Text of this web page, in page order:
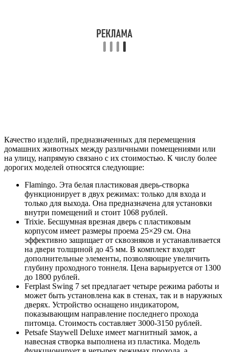
Качество изделий, предназначенных для перемещения
домашних животных между различными помещениями или
на улицу, напрямую связано с их стоимостью. К числу более
дорогих моделей относятся следующие:
Flamingo. Эта белая пластиковая дверь-створка
функционирует в двух режимах: только для входа и
только для выхода. Она предназначена для установки
внутри помещений и стоит 1068 рублей.
Trixie. Бесшумная врезная дверь с пластиковым
корпусом имеет размеры проема 25×29 см. Она
эффективно защищает от сквозняков и устанавливается
на двери толщиной до 45 мм. В комплект входят
дополнительные элементы, позволяющие увеличить
глубину проходного тоннеля. Цена варьируется от 1300
до 1800 рублей.
Ferplast Swing 7 set предлагает четыре режима работы и
может быть установлена как в стенах, так и в наружных
дверях. Устройство оснащено индикатором,
показывающим направление последнего прохода
питомца. Стоимость составляет 3000-3150 рублей.
Petsafe Staywell Deluxe имеет магнитный замок, а
навесная створка выполнена из пластика. Модель